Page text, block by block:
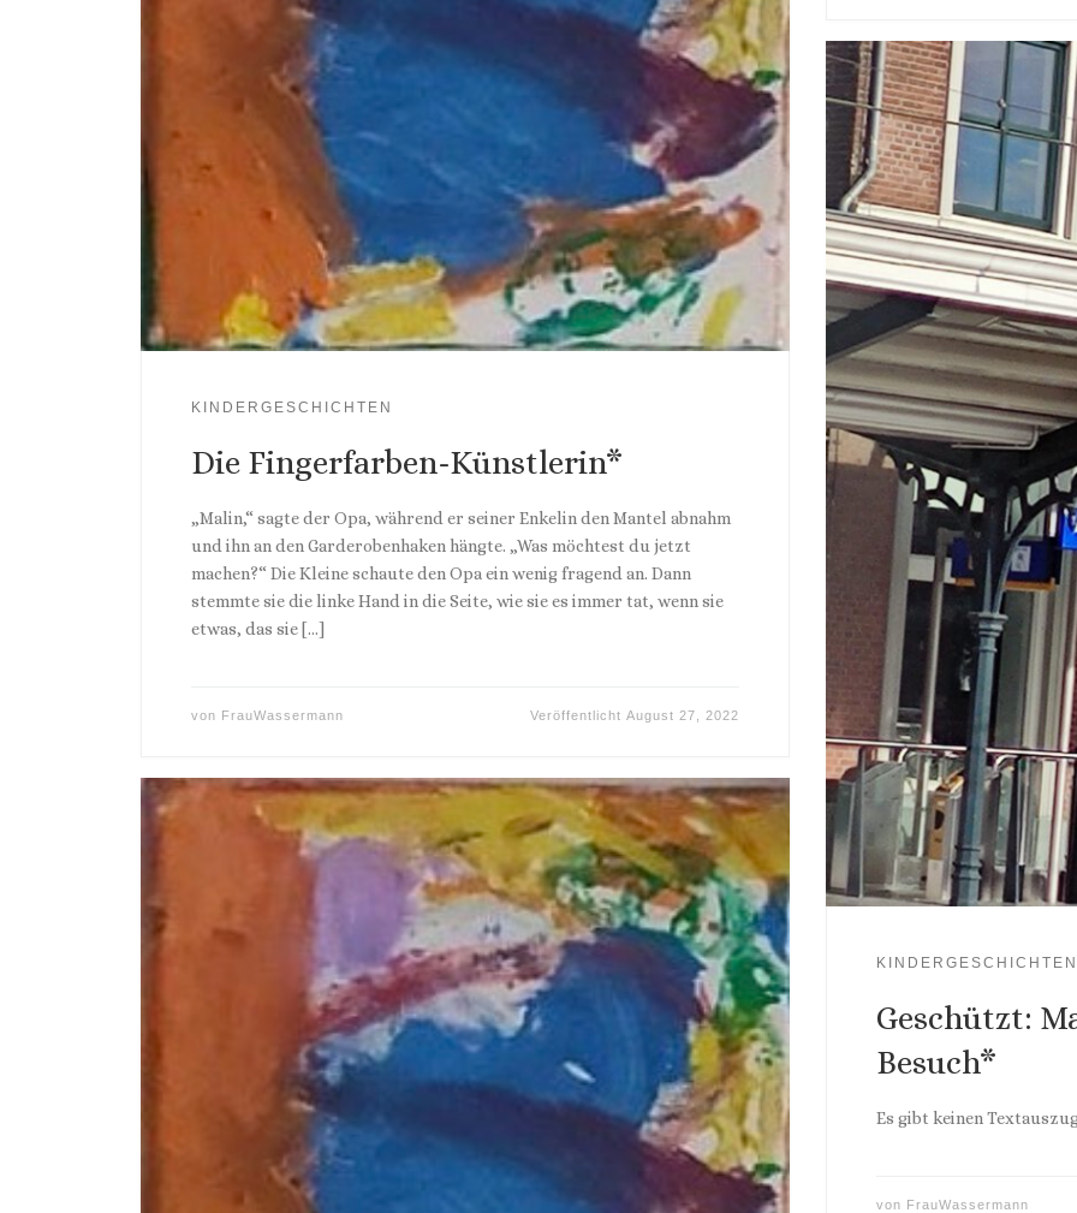
KINDERGESCHICHTEN
Die Fingerfarben-Künstlerin*
„Malin,“ sagte der Opa, während er seiner Enkelin den Mantel abnahm
und ihn an den Garderobenhaken hängte. „Was möchtest du jetzt
machen?“ Die Kleine schaute den Opa ein wenig fragend an. Dann
stemmte sie die linke Hand in die Seite, wie sie es immer tat, wenn sie
etwas, das sie […]
von FrauWassermann Veröffentlicht August 27, 2022
KINDERGESCHICHTEN
Geschützt:
Besuch*
Es gibt keinen
von FrauWassermann